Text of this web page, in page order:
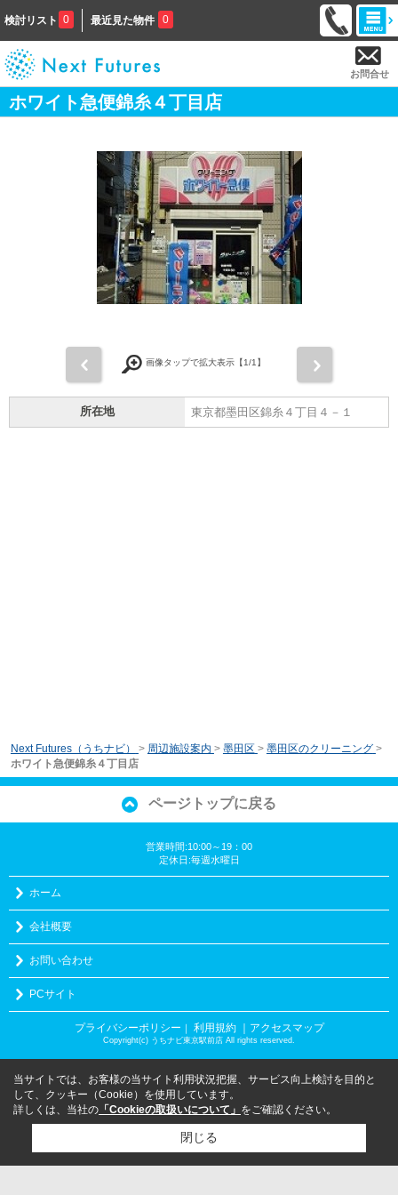
検討リスト 0 最近見た物件 0
お問合せ
ホワイト急便錦糸４丁目店
画像タップで拡大表示【1/1】
所在地 東京都墨田区錦糸４丁目４－１
Next Futures（うちナビ） > 周辺施設案内 > 墨田区 > 墨田区のクリーニング >
ホワイト急便錦糸４丁目店
ページトップに戻る
営業時間:10:00～19：00
定休日:毎週水曜日
ホーム
会社概要
お問い合わせ
PCサイト
プライバシーポリシー ｜ 利用規約 ｜アクセスマップ
Copyright(c) うちナビ東京駅前店 All rights reserved.
当サイトでは、お客様の当サイト利用状況把握、サービス向上検討を目的と
して、クッキー（Cookie）を使用しています。
詳しくは、当社の 「Cookieの取扱いについて」 をご確認ください。
閉じる